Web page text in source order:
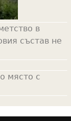
в
състав не
място с